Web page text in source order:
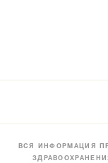
ВСЯ ИНФОРМАЦИЯ